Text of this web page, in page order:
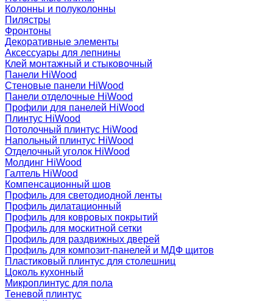
Колонны и полуколонны
Пилястры
Фронтоны
Декоративные элементы
Аксессуары для лепнины
Клей монтажный и стыковочный
Панели HiWood
Стеновые панели HiWood
Панели отделочные HiWood
Профили для панелей HiWood
Плинтус HiWood
Потолочный плинтус HiWood
Напольный плинтус HiWood
Отделочный уголок HiWood
Молдинг HiWood
Галтель HiWood
Компенсационный шов
Профиль для светодиодной ленты
Профиль дилатационный
Профиль для ковровых покрытий
Профиль для москитной сетки
Профиль для раздвижных дверей
Профиль для композит-панелей и МДФ щитов
Пластиковый плинтус для столешниц
Цоколь кухонный
Микроплинтус для пола
Теневой плинтус